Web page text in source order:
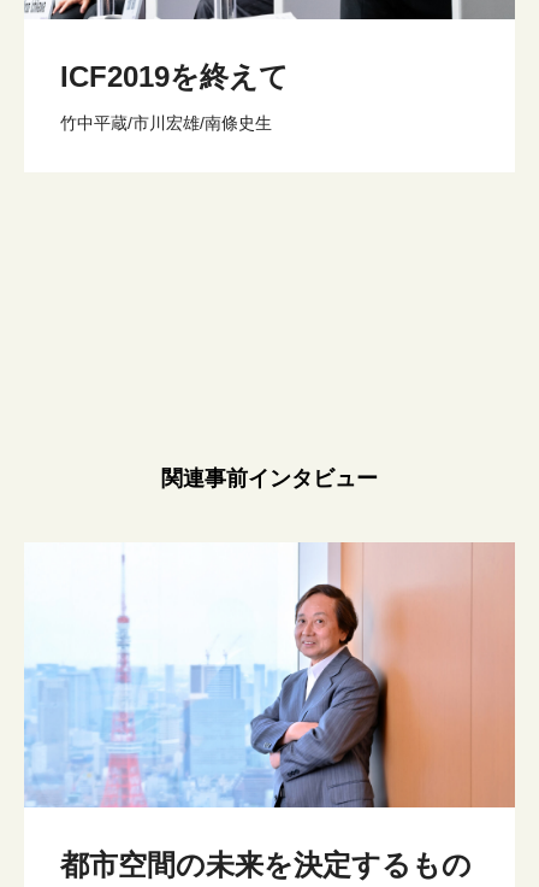
ICF2019を終えて
竹中平蔵/市川宏雄/南條史生
関連事前インタビュー
都市空間の未来を決定するもの